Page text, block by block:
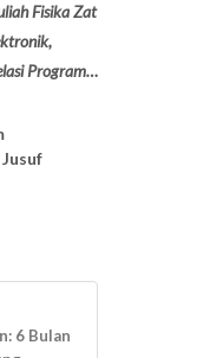
Fisika Zat
Program…
6 Bulan